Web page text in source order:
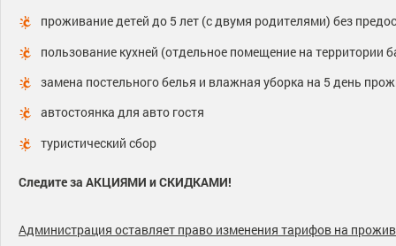
проживание детей до 5 лет (с двумя родителями) без
пользование кухней (отдельное помещение на территории
замена постельного белья и влажная уборка на 5 день
автостоянка для авто гостя
туристический сбор
Следите за АКЦИЯМИ и СКИДКАМИ!
Администрация оставляет право изменения тарифов на